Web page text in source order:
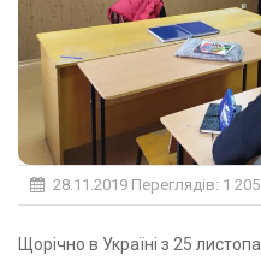
28.11.2019 Переглядів: 1 205
Щорічно в Україні з 25 листопада по 10 грудня проводиться